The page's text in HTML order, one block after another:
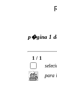
p�gina 1
1 / 1
para